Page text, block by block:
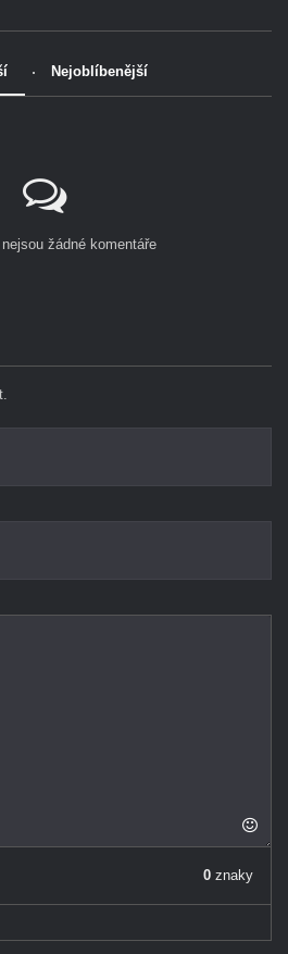
Nejoblíbenější
žádné komentáře
0 znaky